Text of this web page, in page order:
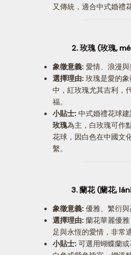
又傳統，適合中式婚禮花
2. 玫瑰 (玫瑰,
象徵意義: 愛情、浪漫與
選擇理由: 玫瑰是愛的
中，紅玫瑰尤其吉利，
福。
小貼士: 中式婚禮花球建
玫瑰為主，白玫瑰可作
花球，因白色在中國文
繫。
3. 蘭花 (蘭花,
象徵意義: 優雅、繁衍與
選擇理由: 蘭花華麗優
足與永恆的愛情，非常
小貼士: 可選用蝴蝶蘭或